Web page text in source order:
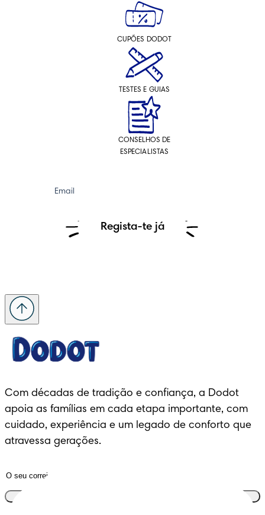
CUPÕES DODOT
TESTES E GUIAS
CONSELHOS DE
ESPECIALISTAS
Email
Regista-te já
Com décadas de tradição e confiança, a Dodot
apoia as famílias em cada etapa importante, com
cuidado, experiência e um legado de conforto que
atravessa gerações.